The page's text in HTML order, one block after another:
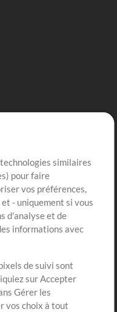
similaires
pour faire
vos préférences,
- uniquement si vous
d'analyse et de
informations avec
de suivi sont
sur Accepter
Gérer les
vos choix à tout